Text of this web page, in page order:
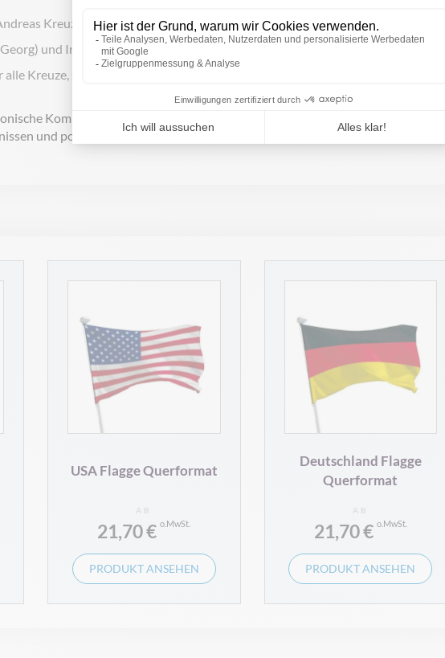
Kreuz)
und Irland (St. Patrick)
Kreuze, steht für Frieden und Einheit
Komposition spiegelt die lange, wechselvolle Geschichte des Landes
und politischen Entwicklungen.
USA Flagge Querformat
AB
21,70 €
PRODUKT ANSEHEN
Deutschland Flagge
Querformat
AB
21,70 €
PRODUKT ANSEHEN